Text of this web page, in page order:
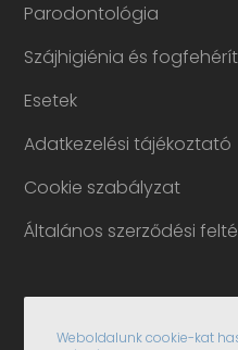
Parodontológia
Szájhigiénia és
Esetek
Adatkezelési tájékoztató
Cookie szabályzat
Általános szerződési
Weboldalunk cookie-kat